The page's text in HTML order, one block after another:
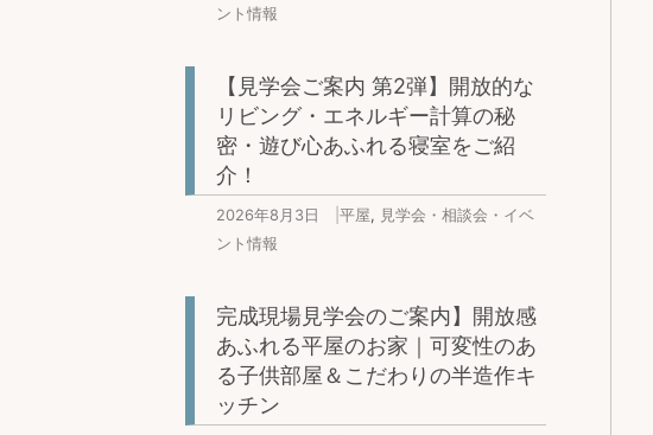
ント情報
【見学会ご案内 第2弾】開放的な
リビング・エネルギー計算の秘
密・遊び心あふれる寝室をご紹
介！
2026年8月3日 平屋, 見学会・相談会・イベ
ント情報
完成現場見学会のご案内】開放感
あふれる平屋のお家｜可変性のあ
る子供部屋＆こだわりの半造作キ
ッチン